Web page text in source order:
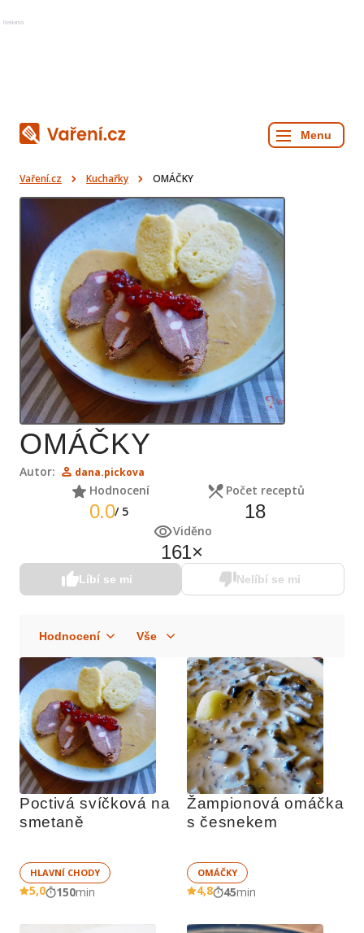
Reklama
Vaření.cz Kuchařky OMÁČKY
OMÁČKY
Autor: dana.pickova
Hodnocení
0.0/ 5
Počet receptů
18
Viděno
161×
Líbí se mi Nelíbí se mi
Poctivá svíčková na
smetaně
HLAVNÍ CHODY
5,0 150min
Žampionová omáčka
s česnekem
OMÁČKY
4,8 45min